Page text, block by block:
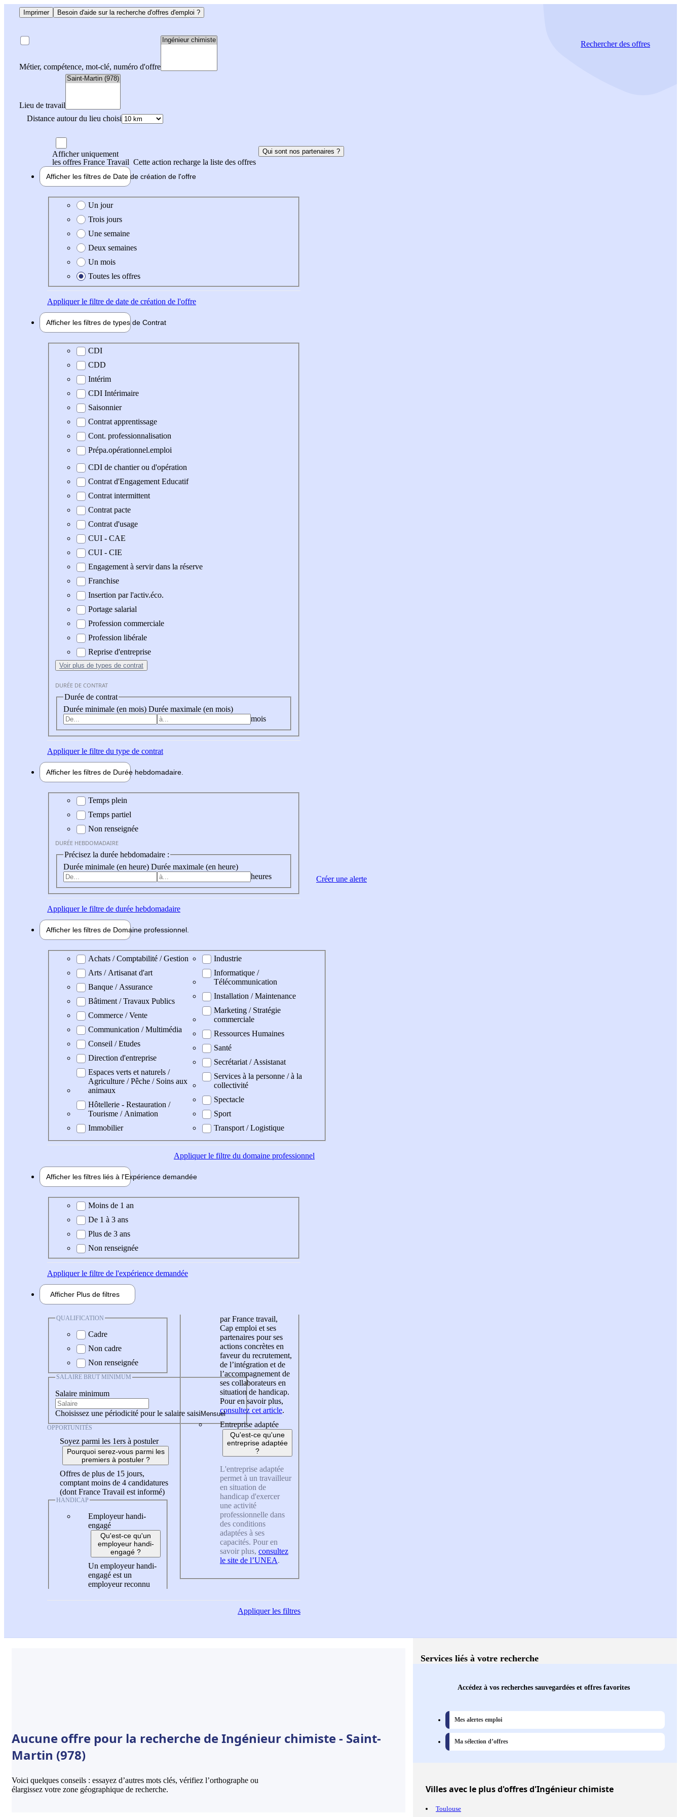
Imprimer Besoin d'aide sur la recherche d'offres d'emploi ?
Métier, compétence, mot-clé, numéro d'offre
Lieu de travail
Distance autour du lieu choisi
Rechercherdes offres
Afficher uniquement
les offres France Travail Cette action recharge la liste des offres
Qui sont nos partenaires ?
Afficher les filtres de Date de création de l'offre
Date de création de l'offre
Un jour
Trois jours
Une semaine
Deux semaines
Un mois
Toutes les offres
Appliquerle filtre de date de création de l'offre
Afficher les filtres de types de Contrat
Type de contrat
CDI
CDD
Intérim
CDI Intérimaire
Saisonnier
Contrat apprentissage
Cont. professionnalisation
Prépa.opérationnel.emploi
CDI de chantier ou d'opération
Contrat d'Engagement Educatif
Contrat intermittent
Contrat pacte
Contrat d'usage
CUI - CAE
CUI - CIE
Engagement à servir dans la réserve
Franchise
Insertion par l'activ.éco.
Portage salarial
Profession commerciale
Profession libérale
Reprise d'entreprise
Voir plus de types de contrat
DURÉE DE CONTRAT
Durée de contrat
Durée minimale (en mois) Durée maximale (en mois)
mois
Appliquerle filtre du type de contrat
Afficher les filtres de Durée hebdomadaire
Durée hebdomadaire
Temps plein
Temps partiel
Non renseignée
DURÉE HEBDOMADAIRE
Précisez la durée hebdomadaire :
Durée minimale (en heure) Durée maximale (en heure)
heures
Appliquerle filtre de durée hebdomadaire
Afficher les filtres de Domaine professionnel
Domaine professionel
Achats / Comptabilité / Gestion
Arts / Artisanat d'art
Banque / Assurance
Bâtiment / Travaux Publics
Commerce / Vente
Communication / Multimédia
Conseil / Etudes
Direction d'entreprise
Espaces verts et naturels /
Agriculture / Pêche / Soins aux
animaux
Hôtellerie - Restauration /
Tourisme / Animation
Immobilier
Industrie
Informatique /
Télécommunication
Installation / Maintenance
Marketing / Stratégie
commerciale
Ressources Humaines
Santé
Secrétariat / Assistanat
Services à la personne / à la
collectivité
Spectacle
Sport
Transport / Logistique
Appliquerle filtre du domaine professionnel
Afficher les filtres liés à l'Expérience demandée
Expérience demandée
Moins de 1 an
De 1 à 3 ans
Plus de 3 ans
Non renseignée
Appliquerle filtre de l'expérience demandée
Afficher Plus de filtres
QUALIFICATION
Cadre
Non cadre
Non renseignée
SALAIRE BRUT MINIMUM
Salaire minimum
Choisissez une périodicité pour le salaire saisi
OPPORTUNITÉS
Soyez parmi les 1ers à postuler
Pourquoi serez-vous parmi les
premiers à postuler ?
Offres de plus de 15 jours,
comptant moins de 4 candidatures
(dont France Travail est informé)
HANDICAP
Employeur handi-
engagé
Qu'est-ce qu'un
employeur handi-
engagé ?
Un employeur handi-
engagé est un
employeur reconnu
par France travail,
Cap emploi et ses
partenaires pour ses
actions concrètes en
faveur du recrutement,
de l’intégration et de
l’accompagnement de
ses collaborateurs en
situation de handicap.
Pour en savoir plus,
consultez cet article.
Entreprise adaptée
Qu'est-ce qu'une
entreprise adaptée
?
L'entreprise adaptée
permet à un travailleur
en situation de
handicap d'exercer
une activité
professionnelle dans
des conditions
adaptées à ses
capacités. Pour en
savoir plus, consultez
le site de l’UNEA.
Appliquerles filtres
Créer une alerte
Aucune offre pour la recherche de Ingénieur chimiste - Saint-
Martin (978)
Voici quelques conseils : essayez d’autres mots clés, vérifiez l’orthographe ou
élargissez votre zone géographique de recherche.
Services liés à votre recherche
Accédez à vos recherches sauvegardées et offres favorites
Mes alertes emploi
Ma sélection d’offres
Villesavec le plus d'offres d'Ingénieur chimiste
Toulouse